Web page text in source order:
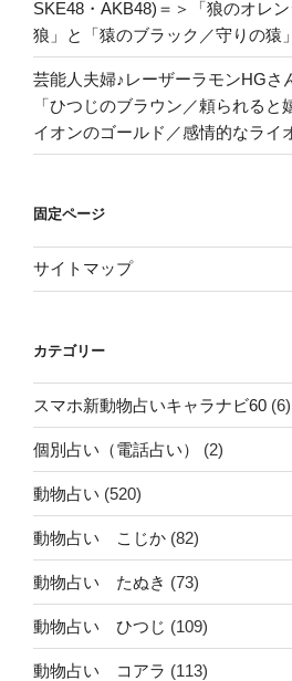
SKE48・AKB48)＝＞「狼のオレ
狼」と「猿のブラック／守りの猿」
芸能人夫婦♪レーザーラモンHGさ
「ひつじのブラウン／頼られると
イオンのゴールド／感情的なライ
固定ページ
サイトマップ
カテゴリー
スマホ新動物占いキャラナビ60 (6)
個別占い（電話占い） (2)
動物占い (520)
動物占い こじか (82)
動物占い たぬき (73)
動物占い ひつじ (109)
動物占い コアラ (113)